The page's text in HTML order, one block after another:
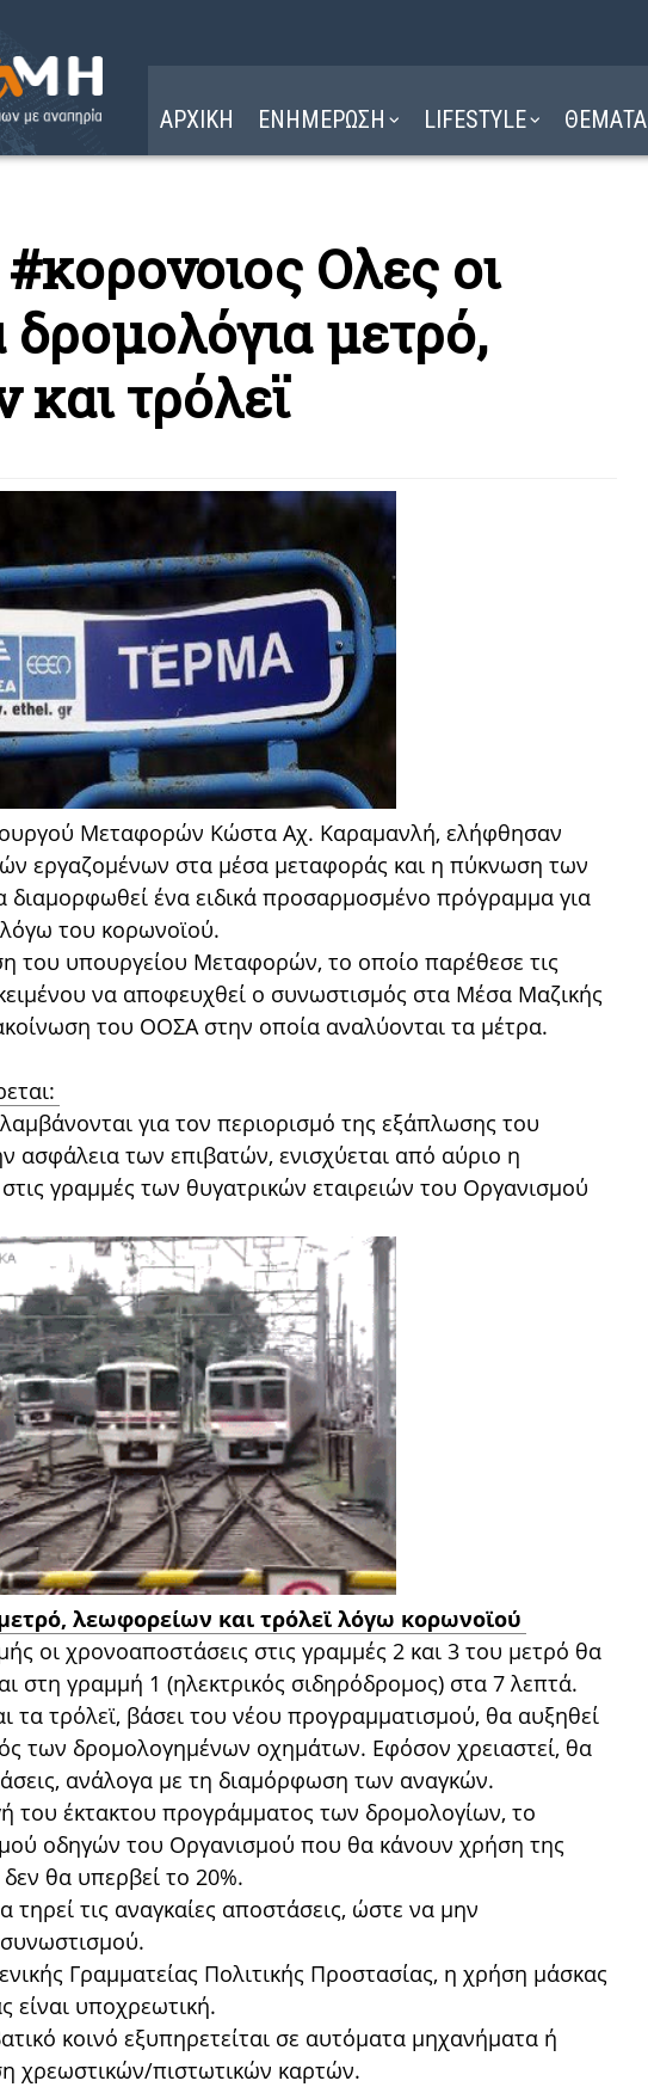
ΑΡΧΙΚΗ ΕΝΗΜΕΡΩΣΗ LIFESTYLE ΘΕΜΑΤΑ
Ολες οι
μετρό,
τρόλεϊ
Μεταφορών Κώστα Αχ. Καραμανλή, ελήφθησαν
εργαζομένων στα μέσα μεταφοράς και η πύκνωση των
διαμορφωθεί ένα ειδικά προσαρμοσμένο πρόγραμμα για
του κορωνοϊού.
του υπουργείου Μεταφορών, το οποίο παρέθεσε τις
να αποφευχθεί ο συνωστισμός στα Μέσα Μαζικής
του ΟΟΣΑ στην οποία αναλύονται τα μέτρα.
για τον περιορισμό της εξάπλωσης του
ασφάλεια των επιβατών, ενισχύεται από αύριο η
γραμμές των θυγατρικών εταιρειών του Οργανισμού
λεωφορείων και τρόλεϊ λόγω κορωνοϊού
οι χρονοαποστάσεις στις γραμμές 2 και 3 του μετρό θα
στη γραμμή 1 (ηλεκτρικός σιδηρόδρομος) στα 7 λεπτά.
τα τρόλεϊ, βάσει του νέου προγραμματισμού, θα αυξηθεί
των δρομολογημένων οχημάτων. Εφόσον χρειαστεί, θα
ανάλογα με τη διαμόρφωση των αναγκών.
του έκτακτου προγράμματος των δρομολογίων, το
οδηγών του Οργανισμού που θα κάνουν χρήση της
θα υπερβεί το 20%.
τηρεί τις αναγκαίες αποστάσεις, ώστε να μην
Γραμματείας Πολιτικής Προστασίας, η χρήση μάσκας
υποχρεωτική.
κοινό εξυπηρετείται σε αυτόματα μηχανήματα ή
χρεωστικών/πιστωτικών καρτών.